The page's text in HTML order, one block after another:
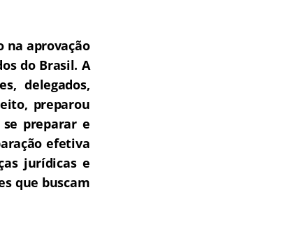
na aprovação
do Brasil. A
delegados,
preparou
preparar e
efetiva
jurídicas e
que buscam